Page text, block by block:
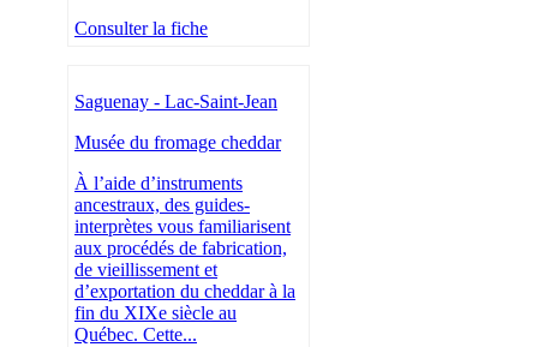
Consulter la fiche
Saguenay - Lac-Saint-Jean
Musée du fromage cheddar
À l’aide d’instruments
ancestraux, des guides-
interprètes vous familiarisent
aux procédés de fabrication,
de vieillissement et
d’exportation du cheddar à la
fin du XIXe siècle au
Québec. Cette...